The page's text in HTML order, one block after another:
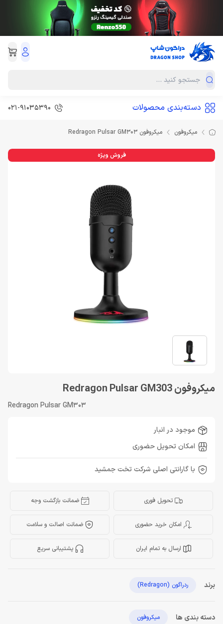
دسته‌بندی محصولات 021-91035390
میکروفون میکروفون Redragon Pulsar GM303
فروش ویژه
میکروفون Redragon Pulsar GM303
Redragon Pulsar GM303
موجود در انبار
امکان تحویل حضوری
با گارانتی اصلی شرکت تخت جمشید
تحویل فوری ضمانت بازگشت وجه
امکان خرید حضوری ضمانت اصالت و سلامت
ارسال به تمام ایران پشتیبانی سریع
برند ردراگون (Redragon)
دسته بندی ها میکروفون